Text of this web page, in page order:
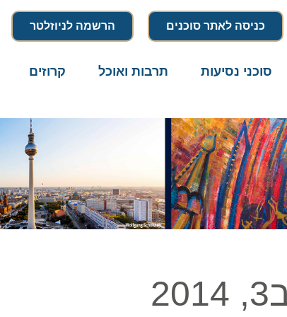
כניסה לאתר סוכנים הרשמה לניוזלטר
סוכני נסיעות תרבות ואוכל קרוזים